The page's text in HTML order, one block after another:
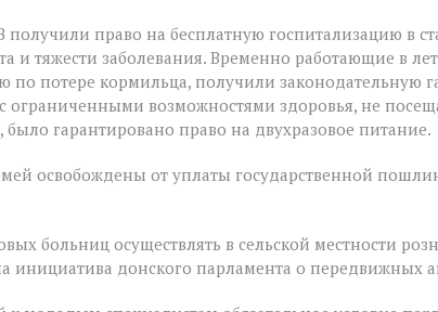
получили право на бесплатную госпитализацию в
и тяжести заболевания. Временно работающие в
по потере кормильца, получили законодательную
ограниченными возможностями здоровья, не
гарантировано право на двухразовое питание.
освобождены от уплаты государственной
больниц осуществлять в сельской местности
инициатива донского парламента о передвижных